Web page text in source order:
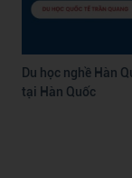
Du học nghề Hàn
tại Hàn Quốc